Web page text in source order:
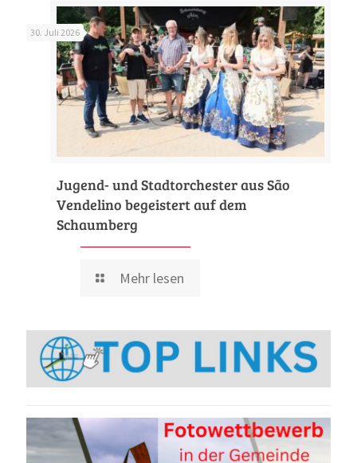
30. Juli 2026
Jugend- und Stadtorchester aus São
Vendelino begeistert auf dem
Schaumberg
Mehr lesen